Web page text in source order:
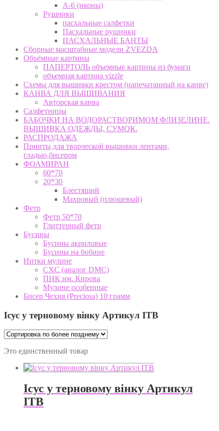
А-6 (иконы)
Рушники
пасхальные салфетки
Пасхальные рушники
ПАСХАЛЬНЫЕ БАНТЫ
Сборные масштабные модели ZVEZDA
Объёмные картины
ПАПЕРТОЛЬ объемные картины из бумаги
объемная картина vizzle
Схемы для вышивки крестом (напечатанный на канве)
КАНВА ДЛЯ ВЫШИВАНИЯ
Авторская канва
Салфетницы
БАБОЧКИ НА ВОДОРАСТВОРИМОМ ФЛИЗЕЛИНЕ.
ВЫШИВКА ОДЕЖДЫ, СУМОК.
РАСПРОДАЖА
Принты для творческой вышивки лентами,
гладью,бисером
ФОАМИРАН
60*70
20*30
Блестящий
Махровый (плюшевый)
Фетр
Фетр 50*70
Глиттерный фетр
Бусины
Бусины акриловые
Бусины на бобине
Нитки мулине
CXC (аналог DMC)
ПНК им. Кирова
Мулине особенные
Бисер Чехия (Preciosa) 10 грамм
Ісус у терновому вінку Артикул ІТВ
Это единственный товар
Ісус у терновому вінку Артикул
ІТВ